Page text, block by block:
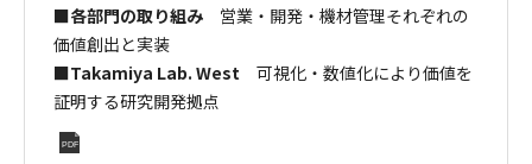
■各部門の取り組み 営業・開発・機材管理それぞれの
価値創出と実装
■Takamiya Lab. West 可視化・数値化により価値を
証明する研究開発拠点
PDF